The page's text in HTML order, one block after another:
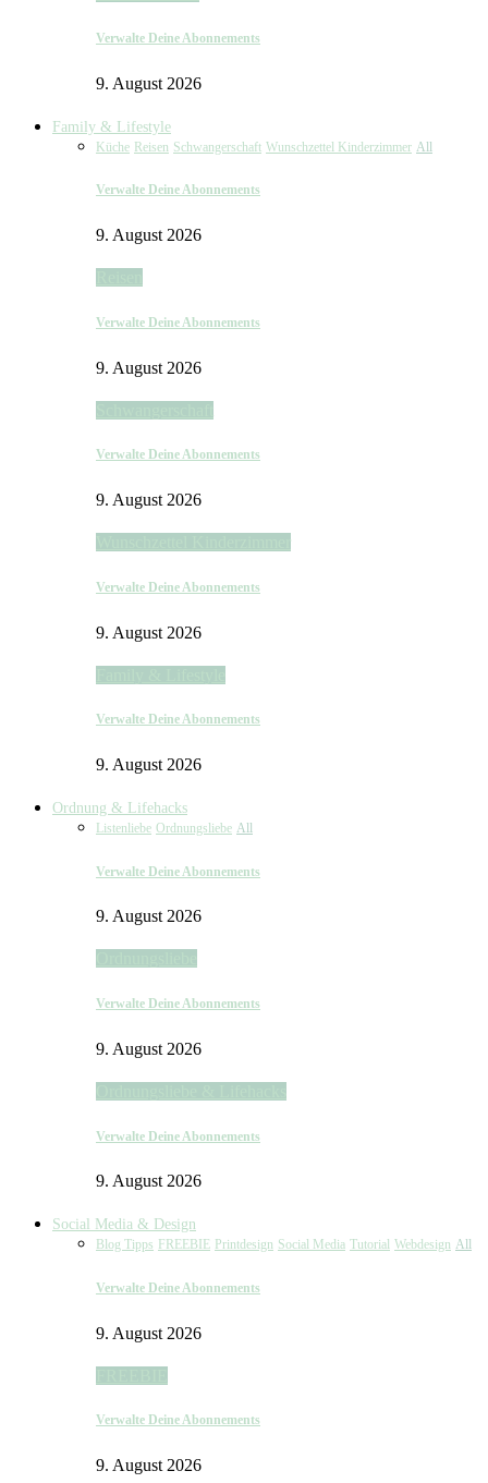
Verwalte Deine Abonnements
9. August 2026
Family & Lifestyle
Küche Reisen Schwangerschaft Wunschzettel Kinderzimmer All
Verwalte Deine Abonnements
9. August 2026
Verwalte Deine Abonnements
9. August 2026
Verwalte Deine Abonnements
9. August 2026
Verwalte Deine Abonnements
9. August 2026
Verwalte Deine Abonnements
9. August 2026
Ordnung & Lifehacks
Listenliebe Ordnungsliebe All
Verwalte Deine Abonnements
9. August 2026
Verwalte Deine Abonnements
9. August 2026
Verwalte Deine Abonnements
9. August 2026
Social Media & Design
Blog Tipps FREEBIE Printdesign Social Media Tutorial Webdesign All
Verwalte Deine Abonnements
9. August 2026
Verwalte Deine Abonnements
9. August 2026